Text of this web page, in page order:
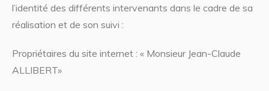
l’identité des différents intervenants dans le cadre de sa
réalisation et de son suivi :
Propriétaires du site internet : « Monsieur Jean-Claude
ALLIBERT»